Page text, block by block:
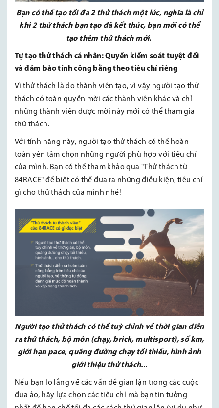
Bạn có thể tạo tối đa 2 thử thách một lúc, nghĩa là chỉ
khi 2 thử thách bạn tạo đã kết thúc, bạn mới có thể
tạo thêm thử thách mới.
Tự tạo thử thách cá nhân: Quyền kiểm soát tuyệt đối
và đảm bảo tính công bằng theo tiêu chí riêng
Vì thử thách là do thành viên tạo, vì vậy người tạo thử
thách có toàn quyền mời các thành viên khác và chỉ
những thành viên được mời này mới có thể tham gia
thử thách.
Với tính năng này, người tạo thử thách có thể hoàn
toàn yên tâm chọn những người phù hợp với tiêu chí
của mình. Bạn có thể tham khảo qua "Thử thách từ
84RACE" để biết có thể đưa ra những điều kiện, tiêu chí
gì cho thử thách của mình nhé!
Người tạo thử thách có thể tuỳ chỉnh về thời gian diễn
ra thử thách, bộ môn (chạy, brick, multisport), số km,
giới hạn pace, quãng đường chạy tối thiểu, hình ảnh
giới thiệu thử thách...
Nếu bạn lo lắng về các vấn đề gian lận trong các cuộc
đua ảo, hãy lựa chọn các tiêu chí mà bạn tin tưởng